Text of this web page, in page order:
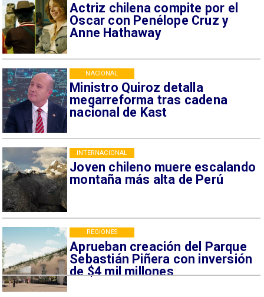
Actriz chilena compite por el
Oscar con Penélope Cruz y
Anne Hathaway
Ministro Quiroz detalla
megarreforma tras cadena
nacional de Kast
NACIONAL
Joven chileno muere escalando
montaña más alta de Perú
INTERNACIONAL
Aprueban creación del Parque
Sebastián Piñera con inversión
de $4 mil millones
REGIONES